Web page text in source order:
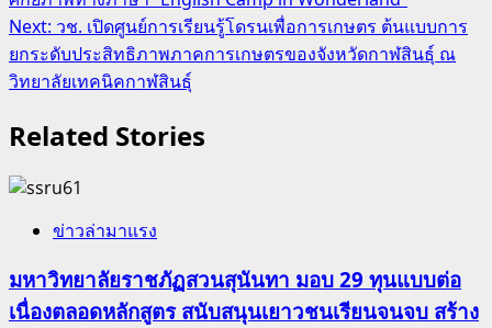
navigation
Next: วช. เปิดศูนย์การเรียนรู้โดรนเพื่อการเกษตร ต้นแบบการ
ยกระดับประสิทธิภาพภาคการเกษตรของจังหวัดกาฬสินธุ์ ณ
วิทยาลัยเทคนิคกาฬสินธุ์
Related Stories
ข่าวล่ามาแรง
มหาวิทยาลัยราชภัฏสวนสุนันทา มอบ 29 ทุนแบบต่อ
เนื่องตลอดหลักสูตร สนับสนุนเยาวชนเรียนจนจบ สร้าง